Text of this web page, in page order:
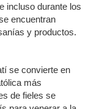
incluso durante los
encuentran
y productos.
se convierte en
más
de fieles se